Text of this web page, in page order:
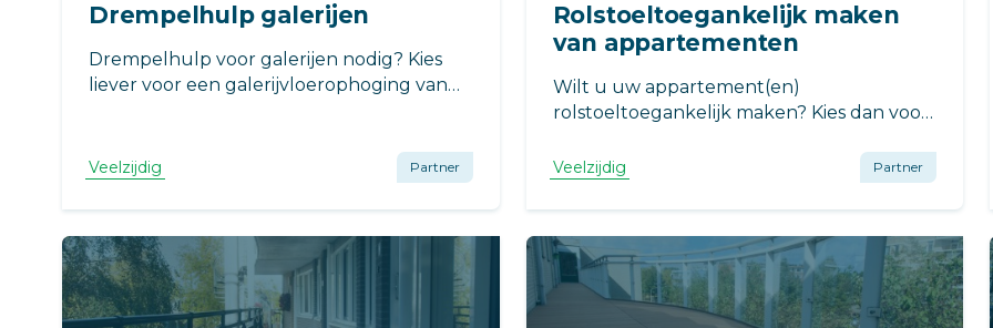
Drempelhulp galerijen
Drempelhulp voor galerijen nodig? Kies
liever voor een galerijvloerophoging van
Veelzijdig Partner
Rolstoeltoegankelijk maken
van appartementen
Wilt u uw appartement(en)
rolstoeltoegankelijk maken? Kies dan voor
Veelzijdig.
Veelzijdig Partner